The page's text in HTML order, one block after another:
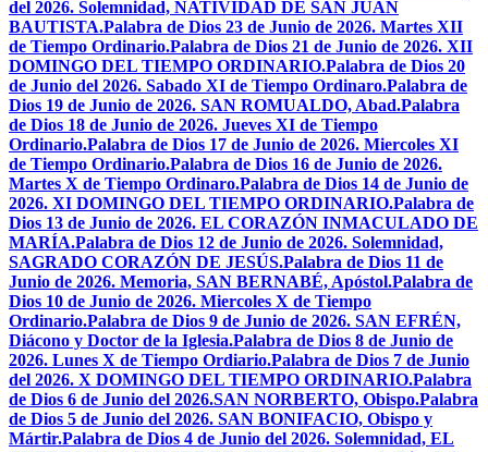
del 2026. Solemnidad, NATIVIDAD DE SAN JUAN
BAUTISTA.Palabra de Dios 23 de Junio de 2026. Martes XII
de Tiempo Ordinario.Palabra de Dios 21 de Junio de 2026. XII
DOMINGO DEL TIEMPO ORDINARIO.Palabra de Dios 20
de Junio del 2026. Sabado XI de Tiempo Ordinaro.Palabra de
Dios 19 de Junio de 2026. SAN ROMUALDO, Abad.Palabra
de Dios 18 de Junio de 2026. Jueves XI de Tiempo
Ordinario.Palabra de Dios 17 de Junio de 2026. Miercoles XI
de Tiempo Ordinario.Palabra de Dios 16 de Junio de 2026.
Martes X de Tiempo Ordinaro.Palabra de Dios 14 de Junio de
2026. XI DOMINGO DEL TIEMPO ORDINARIO.Palabra de
Dios 13 de Junio de 2026. EL CORAZÓN INMACULADO DE
MARÍA.Palabra de Dios 12 de Junio de 2026. Solemnidad,
SAGRADO CORAZÓN DE JESÚS.Palabra de Dios 11 de
Junio de 2026. Memoria, SAN BERNABÉ, Apóstol.Palabra de
Dios 10 de Junio de 2026. Miercoles X de Tiempo
Ordinario.Palabra de Dios 9 de Junio de 2026. SAN EFRÉN,
Diácono y Doctor de la Iglesia.Palabra de Dios 8 de Junio de
2026. Lunes X de Tiempo Ordiario.Palabra de Dios 7 de Junio
del 2026. X DOMINGO DEL TIEMPO ORDINARIO.Palabra
de Dios 6 de Junio del 2026.SAN NORBERTO, Obispo.Palabra
de Dios 5 de Junio del 2026. SAN BONIFACIO, Obispo y
Mártir.Palabra de Dios 4 de Junio del 2026. Solemnidad, EL